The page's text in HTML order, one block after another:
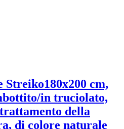
Streiko180x200 cm,
in truciolato,
della
di colore naturale